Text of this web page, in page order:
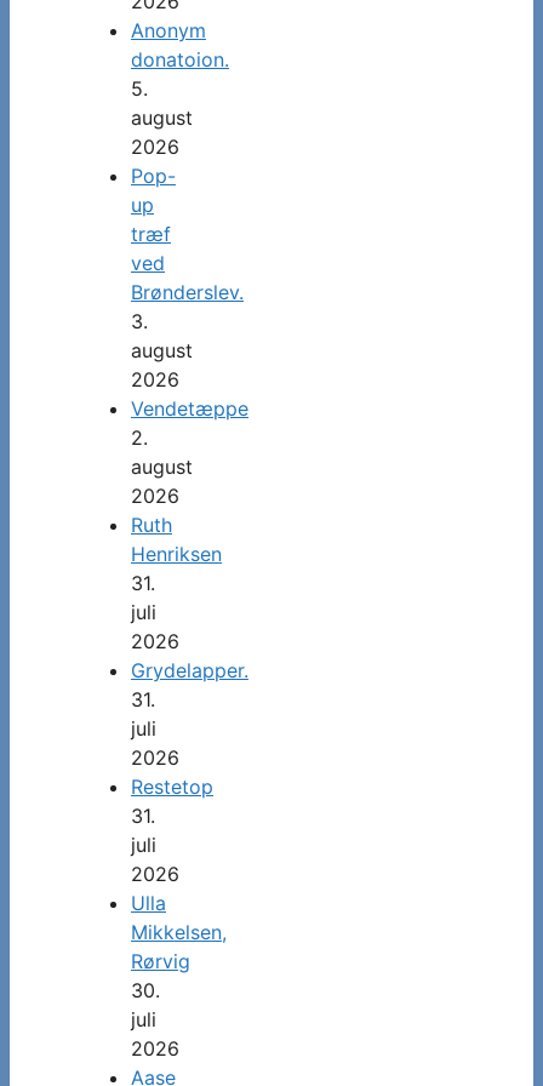
Anonym
donatoion.
5.
august
2026
Pop-
up
træf
ved
Brønderslev.
3.
august
2026
Vendetæppe
2.
august
2026
Ruth
Henriksen
31.
juli
2026
Grydelapper.
31.
juli
2026
Restetop
31.
juli
2026
Ulla
Mikkelsen,
Rørvig
30.
juli
2026
Aase